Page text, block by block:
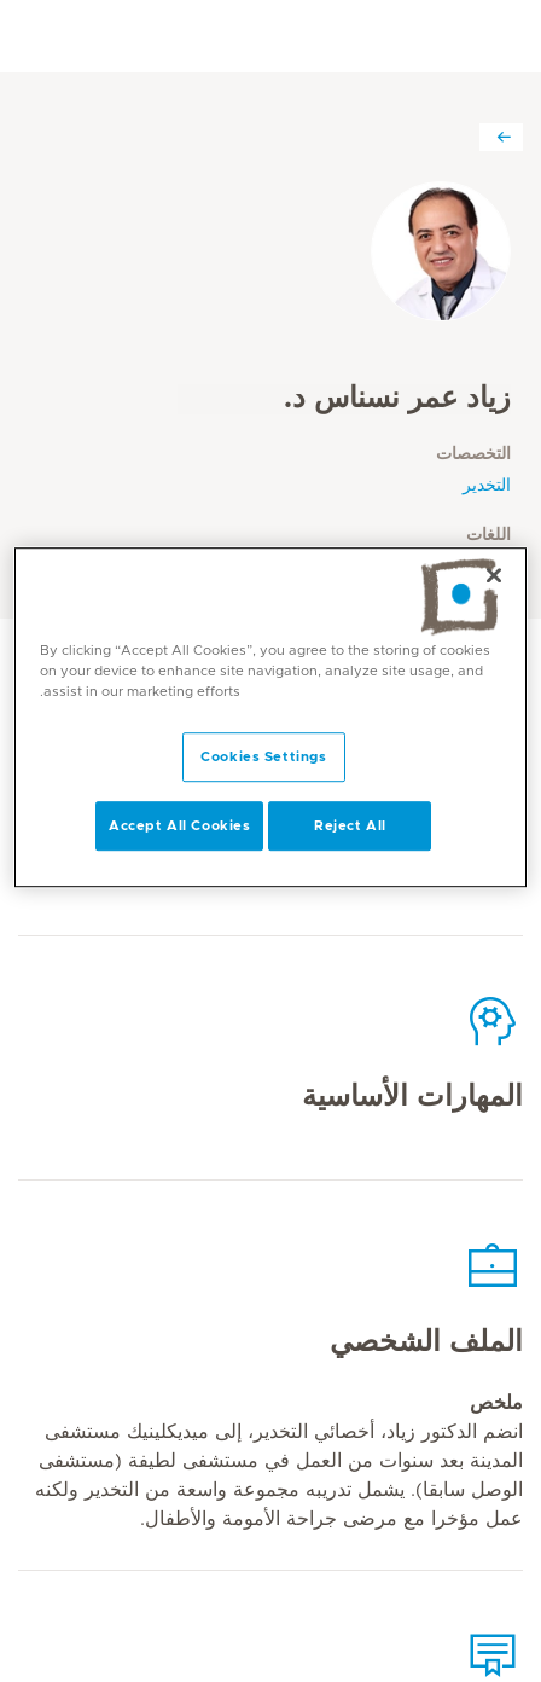
زياد عمر نسناس د.
التخصصات
التخدير
اللغات
العربية, الإنجليزية, الرومانية, الإيطالية
Mediclinic Middle East Corporate Office
المهارات الأساسية
الملف الشخصي
ملخص
انضم الدكتور زياد، أخصائي التخدير، إلى ميديكلينيك مستشفى
المدينة بعد سنوات من العمل في مستشفى لطيفة (مستشفى
الوصل سابقا). يشمل تدريبه مجموعة واسعة من التخدير ولكنه
عمل مؤخرا مع مرضى جراحة الأمومة والأطفال.
By clicking “Accept All Cookies”, you agree to the storing of cookies
on your device to enhance site navigation, analyze site usage, and
assist in our marketing efforts.
Cookies Settings
Reject All
Accept All Cookies